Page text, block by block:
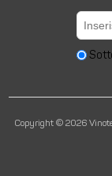
Copyright © 2026